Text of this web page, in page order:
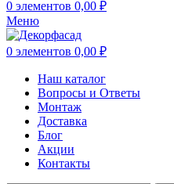
0 элементов 0,00 ₽
Меню
0 элементов 0,00 ₽
Наш каталог
Вопросы и Ответы
Монтаж
Доставка
Блог
Акции
Контакты